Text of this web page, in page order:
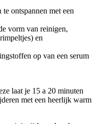
ontspannen met een
vorm van reinigen,
en
op van een serum
laat je 15 a 20 minuten
met een heerlijk warm